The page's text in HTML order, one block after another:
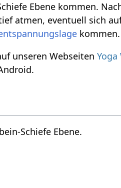
Ebene kommen.
atmen, eventuell sich
kommen.
unseren Webseiten
Schiefe Ebene.